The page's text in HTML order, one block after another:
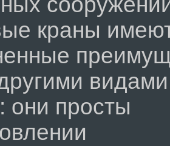
краны
видами
они просты